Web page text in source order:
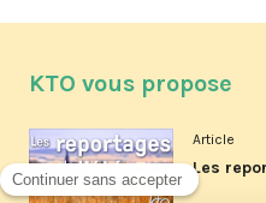
KTO vous propose
Article
Les